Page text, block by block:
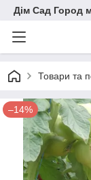
Дім Сад Город
Товари та
–14%